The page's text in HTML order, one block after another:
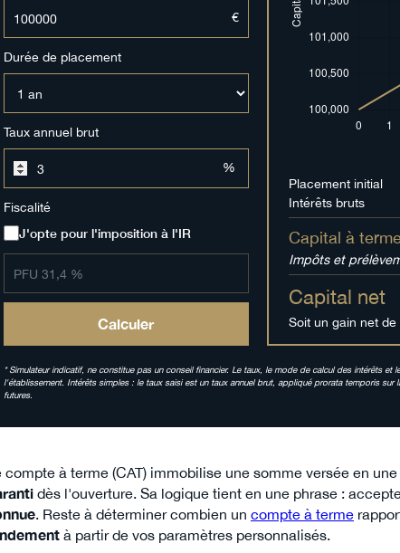
€
Durée de placement
Taux annuel brut
%
Fiscalité
J'opte pour l'imposition à l'IR
Calculer
Placement initial
Intérêts bruts
Capital à
Impôts et
Capital net
Soit un gain net de
* Simulateur indicatif, ne constitue pas un conseil financier. Le taux, le mode de calcul des intérêts
l'établissement. Intérêts simples : le taux saisi est un taux annuel brut, appliqué prorata temporis
futures.
compte à terme (CAT) immobilise une somme versée en
dès l'ouverture. Sa logique tient en une phrase :
. Reste à déterminer combien un compte à terme
à partir de vos paramètres personnalisés.